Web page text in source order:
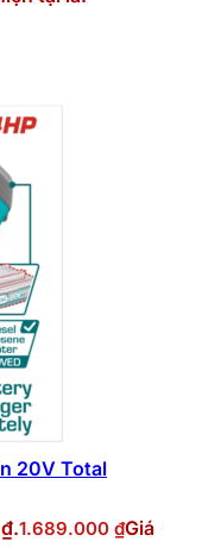
20V Total
1.689.000 ₫Giá